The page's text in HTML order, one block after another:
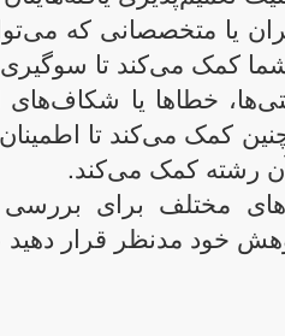
یا متخصصانی که
شما کمک می‌کند تا
خطاها یا
کمک می‌کند تا
رشته کمک می‌کند.
مختلف برای
خود مدنظر قرار دهید